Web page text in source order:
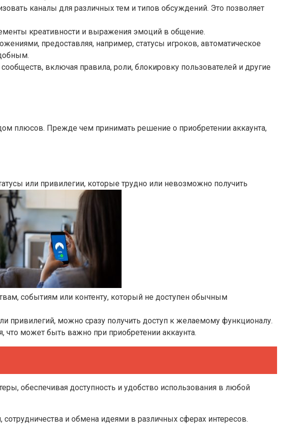
каналы для различных тем и типов обсуждений. Это позволяет
креативности и выражения эмоций в общение.
предоставляя, например, статусы игроков, автоматическое
включая правила, роли, блокировку пользователей и другие
плюсов. Прежде чем принимать решение о приобретении аккаунта,
или привилегии, которые трудно или невозможно получить
событиям или контенту, который не доступен обычным
привилегий, можно сразу получить доступ к желаемому функционалу.
что может быть важно при приобретении аккаунта.
обеспечивая доступность и удобство использования в любой
и обмена идеями в различных сферах интересов.